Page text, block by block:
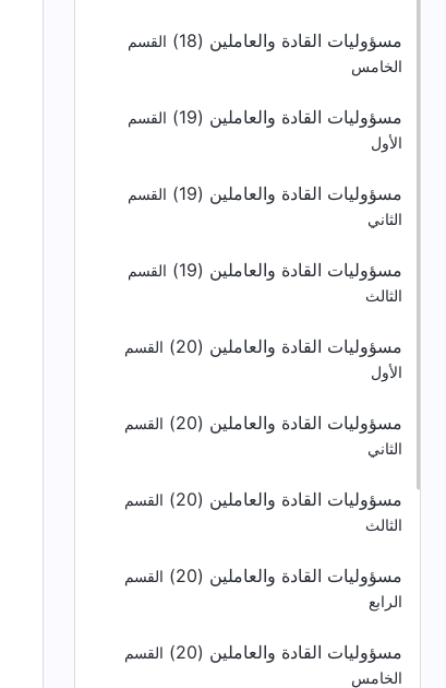
مسؤوليات القادة والعاملين (18)
القسم
الخامس
مسؤوليات القادة والعاملين (19)
القسم
الأول
مسؤوليات القادة والعاملين (19)
القسم
الثاني
مسؤوليات القادة والعاملين (19)
القسم
الثالث
مسؤوليات القادة والعاملين (20)
القسم
الأول
مسؤوليات القادة والعاملين (20)
القسم
الثاني
مسؤوليات القادة والعاملين (20)
القسم
الثالث
مسؤوليات القادة والعاملين (20)
القسم
الرابع
مسؤوليات القادة والعاملين (20)
القسم
الخامس